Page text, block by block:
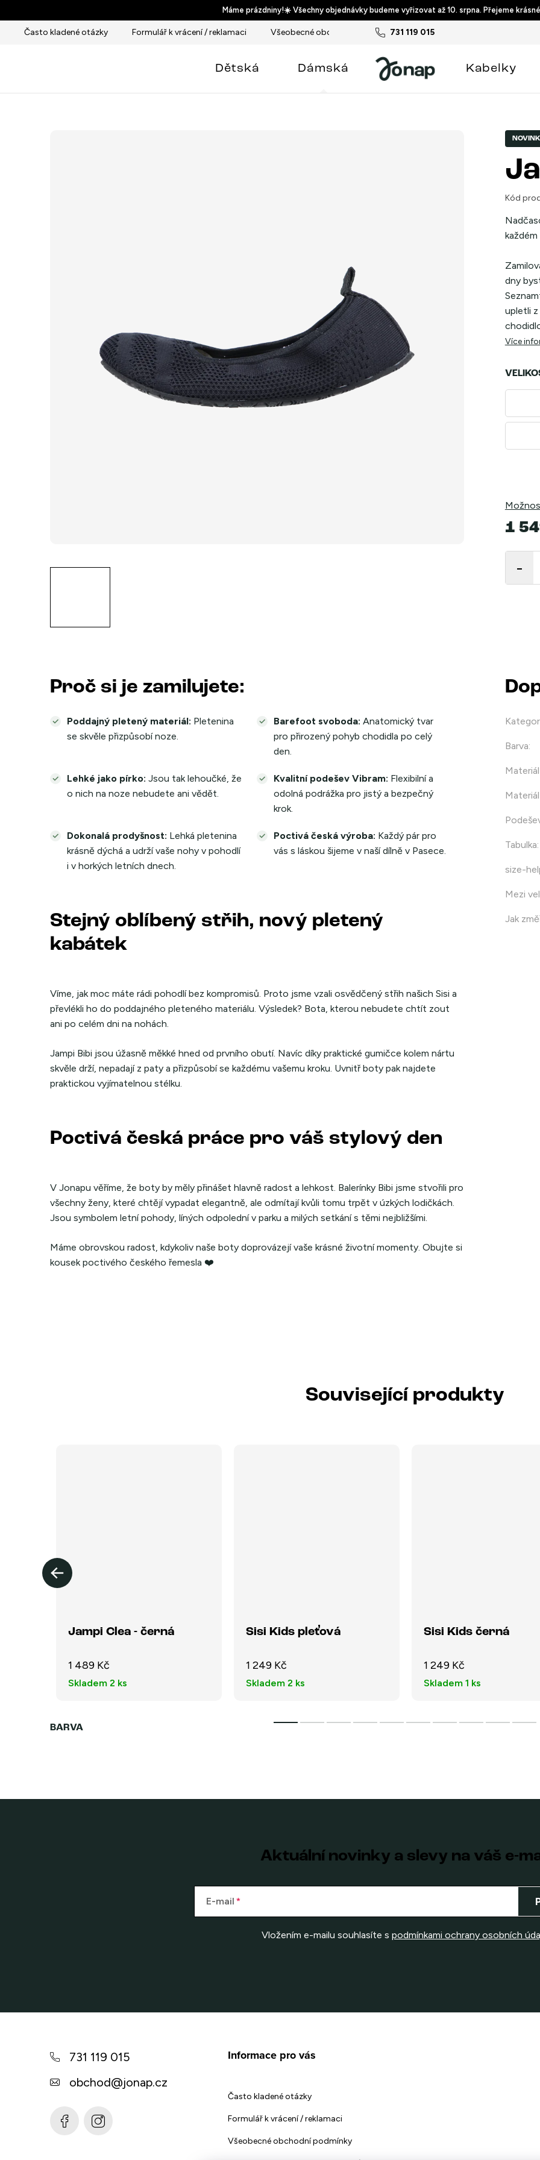
na
obsah
Máme prázdniny!☀️ Všechny objednávky budeme vyřizovat až 10. srpna. Přejeme
731 119 015
Často kladené otázky Formulář k vrácení / reklamaci Všeobecné obchodní podmínky Podmínky ochrany osobních
Dětská Dámská Kabelky
Kód
každém
dny
upletli
Více
1
Proč si je zamilujete:
Poddajný pletený materiál: Pletenina
se skvěle přizpůsobí noze.
Barefoot svoboda: Anatomický tvar
pro přirozený pohyb chodidla po celý
den.
Lehké jako pírko: Jsou tak lehoučké, že
o nich na noze nebudete ani vědět.
Kvalitní podešev Vibram: Flexibilní a
odolná podrážka pro jistý a bezpečný
krok.
Dokonalá prodyšnost: Lehká pletenina
krásně dýchá a udrží vaše nohy v pohodlí
i v horkých letních dnech.
Poctivá česká výroba: Každý pár pro
vás s láskou šijeme v naší dílně v Pasece.
Stejný oblíbený střih, nový pletený
kabátek
Víme, jak moc máte rádi pohodlí bez kompromisů. Proto jsme vzali osvědčený střih našich Sisi a
převlékli ho do poddajného pleteného materiálu. Výsledek? Bota, kterou nebudete chtít zout
ani po celém dni na nohách.
Jampi Bibi jsou úžasně měkké hned od prvního obutí. Navíc díky praktické gumičce kolem nártu
skvěle drží, nepadají z paty a přizpůsobí se každému vašemu kroku. Uvnitř boty pak najdete
praktickou vyjímatelnou stélku.
Poctivá česká práce pro váš stylový den
V Jonapu věříme, že boty by měly přinášet hlavně radost a lehkost. Balerínky Bibi jsme stvořili pro
všechny ženy, které chtějí vypadat elegantně, ale odmítají kvůli tomu trpět v úzkých lodičkách.
Jsou symbolem letní pohody, líných odpolední v parku a milých setkání s těmi nejbližšími.
Máme obrovskou radost, kdykoliv naše boty doprovázejí vaše krásné životní momenty. Obujte si
kousek poctivého českého řemesla ❤️
Barva:
Tabulka:
size-
Mezi
Jak
Související produkty
Jampi Clea - černá
1 489 Kč
Skladem 2 ks
Sisi Kids pleťová
1 249 Kč
Skladem 2 ks
Sisi Kids černá
1 249 Kč
Skladem 1 ks
Aktuální novinky a slevy na váš e-
E-mail
Vložením e-mailu souhlasíte s podmínkami ochrany osobních
731 119 015
obchod@jonap.cz
Informace pro vás
Často kladené otázky
Formulář k vrácení / reklamaci
Všeobecné obchodní podmínky